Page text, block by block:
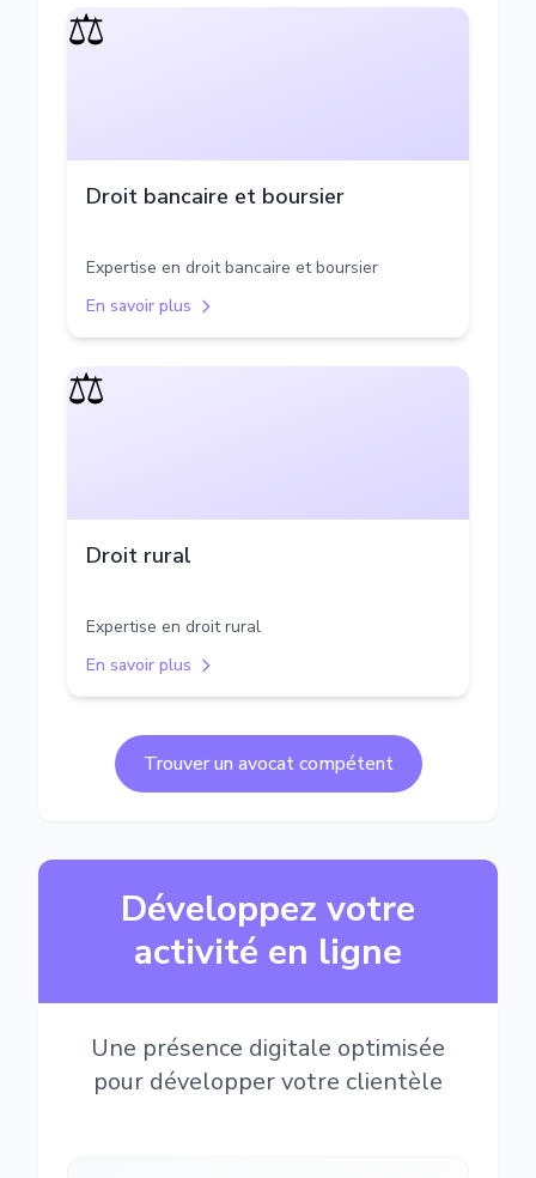
⚖️
Droit bancaire et boursier
Expertise en droit bancaire et boursier
En savoir plus
⚖️
Droit rural
Expertise en droit rural
En savoir plus
Trouver un avocat compétent
Développez votre
activité en ligne
Une présence digitale optimisée
pour développer votre clientèle